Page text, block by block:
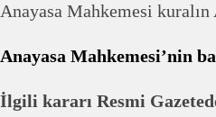
Anayasa Mahkemesi
Anayasa Mahkemesi’nin
İlgili kararı Resmi